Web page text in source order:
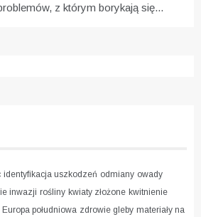
z którym borykają się...
identyfikacja uszkodzeń odmiany owady
inwazji rośliny kwiaty złożone kwitnienie
Europa południowa zdrowie gleby materiały na